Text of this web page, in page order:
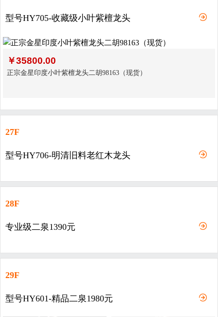
型号HY705-收藏级小叶紫檀龙头
￥35800.00
正宗金星印度小叶紫檀龙头二胡98163（现货）
27F
型号HY706-明清旧料老红木龙头
28F
专业级二泉1390元
29F
型号HY601-精品二泉1980元